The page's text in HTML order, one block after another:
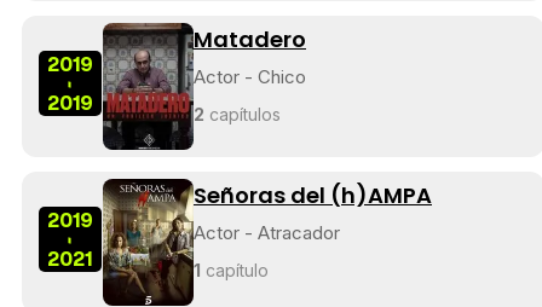
2019
-
2019
Matadero
Actor - Chico
2 capítulos
2019
-
2021
Señoras del (h)AMPA
Actor - Atracador
1 capítulo